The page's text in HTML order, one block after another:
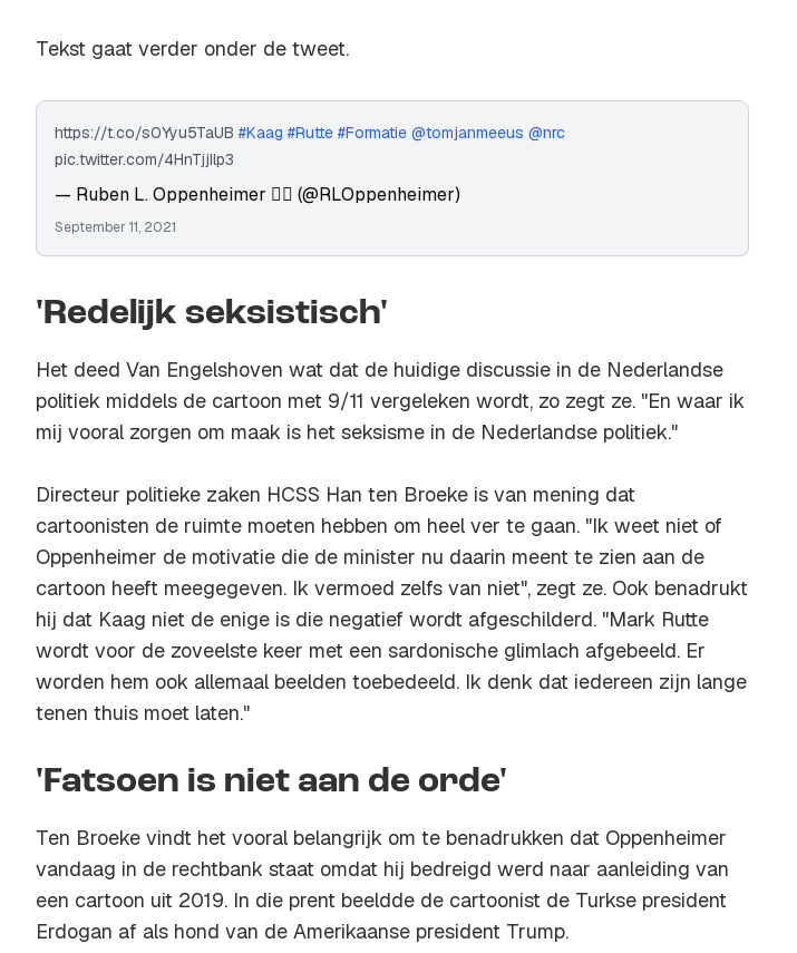
Tekst gaat verder onder de tweet.
https://t.co/s0Yyu5TaUB #Kaag #Rutte #Formatie @tomjanmeeus @nrc
pic.twitter.com/4HnTjjIlp3
— Ruben L. Oppenheimer 🏴‍☠️ (@RLOppenheimer)
September 11, 2021
'Redelijk seksistisch'
Het deed Van Engelshoven wat dat de huidige discussie in de Nederlandse
politiek middels de cartoon met 9/11 vergeleken wordt, zo zegt ze. "En waar ik
mij vooral zorgen om maak is het seksisme in de Nederlandse politiek."
Directeur politieke zaken HCSS Han ten Broeke is van mening dat
cartoonisten de ruimte moeten hebben om heel ver te gaan. "Ik weet niet of
Oppenheimer de motivatie die de minister nu daarin meent te zien aan de
cartoon heeft meegegeven. Ik vermoed zelfs van niet", zegt ze. Ook benadrukt
hij dat Kaag niet de enige is die negatief wordt afgeschilderd. "Mark Rutte
wordt voor de zoveelste keer met een sardonische glimlach afgebeeld. Er
worden hem ook allemaal beelden toebedeeld. Ik denk dat iedereen zijn lange
tenen thuis moet laten."
'Fatsoen is niet aan de orde'
Ten Broeke vindt het vooral belangrijk om te benadrukken dat Oppenheimer
vandaag in de rechtbank staat omdat hij bedreigd werd naar aanleiding van
een cartoon uit 2019. In die prent beeldde de cartoonist de Turkse president
Erdogan af als hond van de Amerikaanse president Trump.